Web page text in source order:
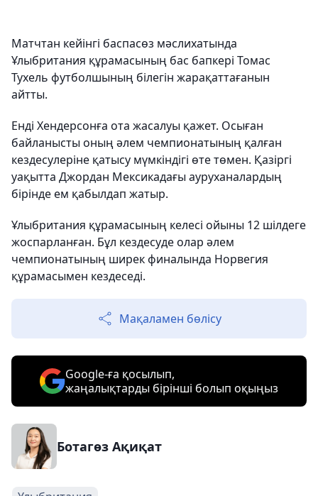
Матчтан кейінгі баспасөз мәслихатында
Ұлыбритания құрамасының бас бапкері Томас
Тухель футболшының білегін жарақаттағанын
айтты.
Енді Хендерсонға ота жасалуы қажет. Осыған
байланысты оның әлем чемпионатының қалған
кездесулеріне қатысу мүмкіндігі өте төмен. Қазіргі
уақытта Джордан Мексикадағы ауруханалардың
бірінде ем қабылдап жатыр.
Ұлыбритания құрамасының келесі ойыны 12 шілдеге
жоспарланған. Бұл кездесуде олар әлем
чемпионатының ширек финалында Норвегия
құрамасымен кездеседі.
Мақаламен бөлісу
Google-ға қосылып,
жаңалықтарды бірінші болып оқыңыз
Ботагөз Ақиқат